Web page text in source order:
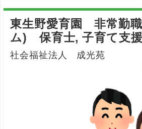
東生野愛育園 非常勤
ム) 保育士, 子育て支
社会福祉法人 成光苑